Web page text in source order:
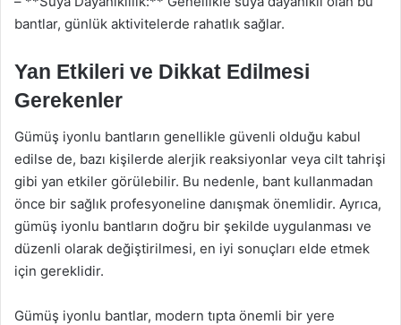
bantlar, günlük aktivitelerde rahatlık sağlar.
Yan Etkileri ve Dikkat Edilmesi
Gerekenler
Gümüş iyonlu bantların genellikle güvenli olduğu kabul
edilse de, bazı kişilerde alerjik reaksiyonlar veya cilt tahrişi
gibi yan etkiler görülebilir. Bu nedenle, bant kullanmadan
önce bir sağlık profesyoneline danışmak önemlidir. Ayrıca,
gümüş iyonlu bantların doğru bir şekilde uygulanması ve
düzenli olarak değiştirilmesi, en iyi sonuçları elde etmek
için gereklidir.
Gümüş iyonlu bantlar, modern tıpta önemli bir yere